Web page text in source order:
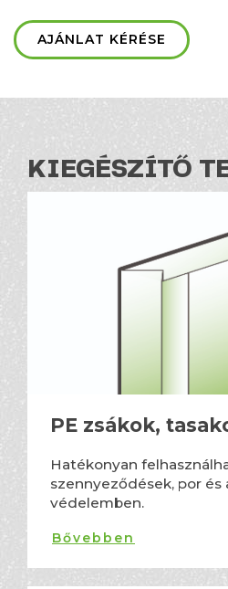
AJÁNLAT KÉRÉSE
KIEGÉSZÍTŐ
PE zsákok,
Hatékonyan
szennyeződések, por és
védelemben.
Bővebben